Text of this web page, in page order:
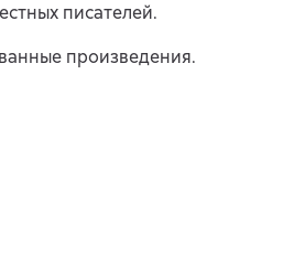
писателей.
произведения.